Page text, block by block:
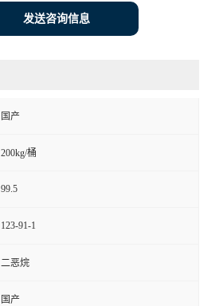
发送咨询信息
国产
200kg/桶
99.5
123-91-1
二恶烷
国产